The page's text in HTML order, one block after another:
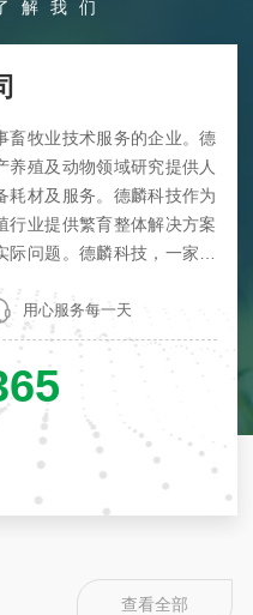
解我们
畜牧业技术服务的企业。德
养殖及动物领域研究提供人
耗材及服务。德麟科技作为
行业提供繁育整体解决方案
际问题。德麟科技，一家为
方案及配套产品
用心服务每一天
查看全部